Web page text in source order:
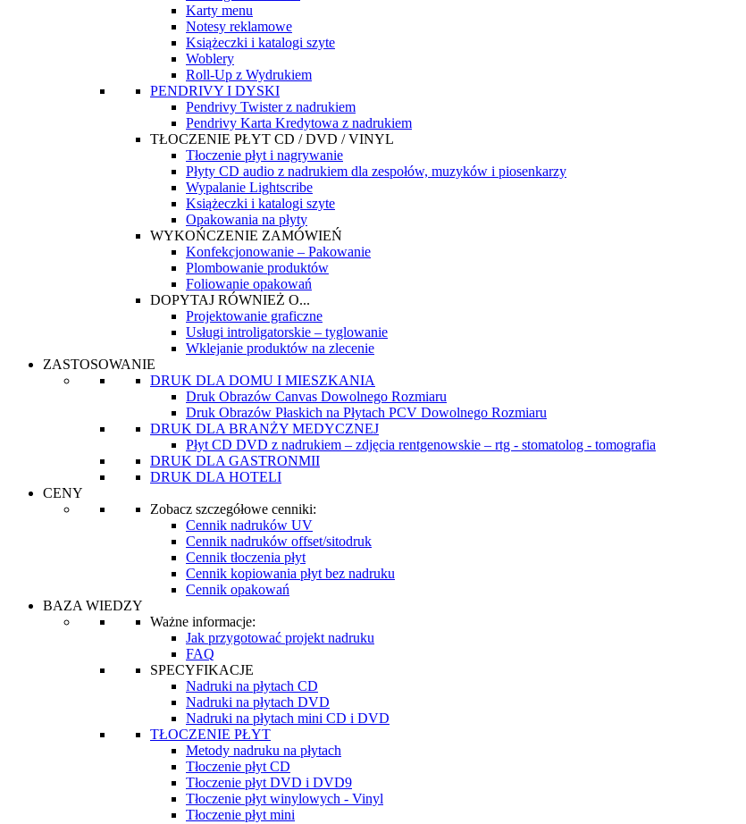
Karty menu
Notesy reklamowe
Książeczki i katalogi szyte
Woblery
Roll-Up z Wydrukiem
PENDRIVY I DYSKI
Pendrivy Twister z nadrukiem
Pendrivy Karta Kredytowa z nadrukiem
TŁOCZENIE PŁYT CD / DVD / VINYL
Tłoczenie płyt i nagrywanie
Płyty CD audio z nadrukiem dla zespołów, muzyków i piosenkarzy
Wypalanie Lightscribe
Książeczki i katalogi szyte
Opakowania na płyty
WYKOŃCZENIE ZAMÓWIEŃ
Konfekcjonowanie – Pakowanie
Plombowanie produktów
Foliowanie opakowań
DOPYTAJ RÓWNIEŻ O...
Projektowanie graficzne
Usługi introligatorskie – tyglowanie
Wklejanie produktów na zlecenie
ZASTOSOWANIE
DRUK DLA DOMU I MIESZKANIA
Druk Obrazów Canvas Dowolnego Rozmiaru
Druk Obrazów Płaskich na Płytach PCV Dowolnego Rozmiaru
DRUK DLA BRANŻY MEDYCZNEJ
Płyt CD DVD z nadrukiem – zdjęcia rentgenowskie – rtg - stomatolog - tomografia
DRUK DLA GASTRONMII
DRUK DLA HOTELI
CENY
Zobacz szczegółowe cenniki:
Cennik nadruków UV
Cennik nadruków offset/sitodruk
Cennik tłoczenia płyt
Cennik kopiowania płyt bez nadruku
Cennik opakowań
BAZA WIEDZY
Ważne informacje:
Jak przygotować projekt nadruku
FAQ
SPECYFIKACJE
Nadruki na płytach CD
Nadruki na płytach DVD
Nadruki na płytach mini CD i DVD
TŁOCZENIE PŁYT
Metody nadruku na płytach
Tłoczenie płyt CD
Tłoczenie płyt DVD i DVD9
Tłoczenie płyt winylowych - Vinyl
Tłoczenie płyt mini